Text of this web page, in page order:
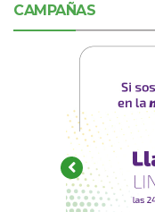
CAMPAÑAS